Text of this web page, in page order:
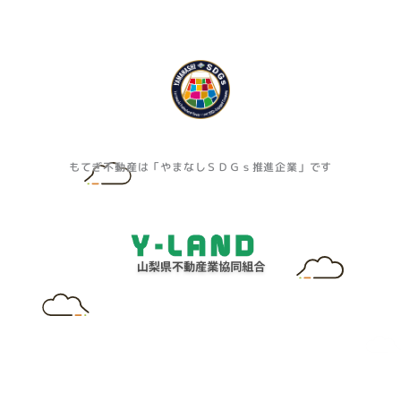
もてぎ不動産は「やまなしＳＤＧｓ推進企業」です